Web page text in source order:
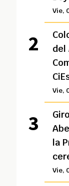
Vie,
del
Vie,
la
Vie,